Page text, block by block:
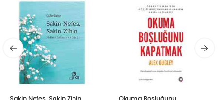
Sakin Nefes, Sakin Zihin Okuma Boşluğunu